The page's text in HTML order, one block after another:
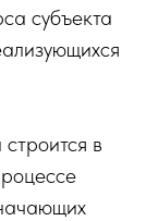
субъекта
в